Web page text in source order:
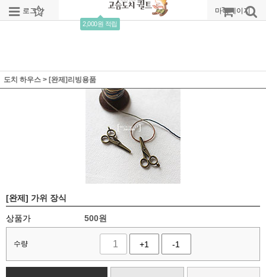
로그인 회원가입
2,000원 적립
주문조회 마이페이지
도치 하우스 > [완제]리빙용품
[완제] 가위 장식
상품가 500원
수량 +1 -1